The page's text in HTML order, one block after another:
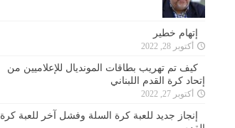
إتهام خطير
أكتوبر 28, 2022
كيف تم تهريب بطاقات المونديال للإعلاميين من
إتحاد كرة القدم اللبناني
أكتوبر 27, 2022
إنجاز جديد للعبة كرة السلة وفشل آخر للعبة كرة